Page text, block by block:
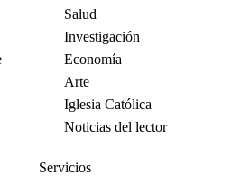
Salud
Investigación
Economía
Arte
Iglesia Católica
Noticias del lector
Servicios